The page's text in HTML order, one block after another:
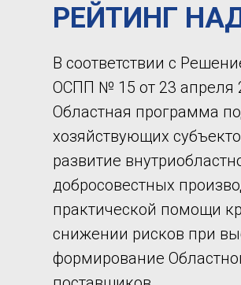
РЕЙТИНГ
В соответствии с
ОСПП № 15 от 23 апреля
Областная программа
хозяйствующих
развитие
добросовестных
практической помощи
снижении рисков при
формирование